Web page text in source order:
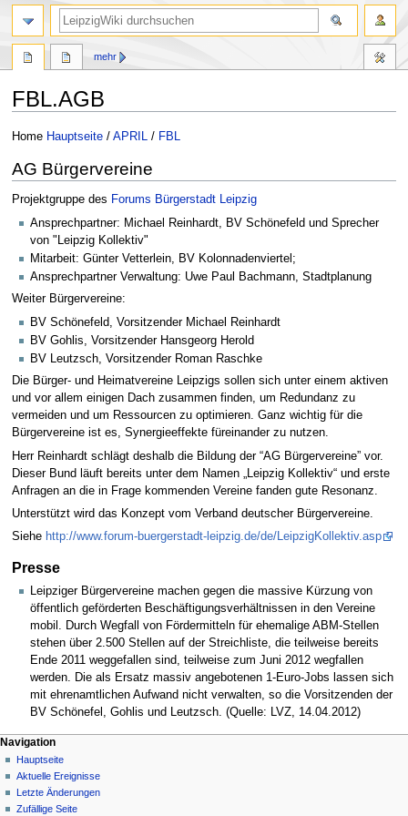
FBL.AGB
Zur
springen
Zur
springen
Home Hauptseite/ APRIL / FBL
AG Bürgervereine
Projektgruppe des Forums Bürgerstadt Leipzig
Ansprechpartner: Michael Reinhardt, BV Schönefeld und Sprecher
von "Leipzig Kollektiv"
Mitarbeit: Günter Vetterlein, BV Kolonnadenviertel;
Ansprechpartner Verwaltung: Uwe Paul Bachmann, Stadtplanung
Weiter Bürgervereine:
BV Schönefeld, Vorsitzender Michael Reinhardt
BV Gohlis, Vorsitzender Hansgeorg Herold
BV Leutzsch, Vorsitzender Roman Raschke
Die Bürger- und Heimatvereine Leipzigs sollen sich unter einem aktiven
und vor allem einigen Dach zusammen finden, um Redundanz zu
vermeiden und um Ressourcen zu optimieren. Ganz wichtig für die
Bürgervereine ist es, Synergieeffekte füreinander zu nutzen.
Herr Reinhardt schlägt deshalb die Bildung der “AG Bürgervereine” vor.
Dieser Bund läuft bereits unter dem Namen „Leipzig Kollektiv“ und erste
Anfragen an die in Frage kommenden Vereine fanden gute Resonanz.
Unterstützt wird das Konzept vom Verband deutscher Bürgervereine.
Siehe http://www.forum-buergerstadt-leipzig.de/de/LeipzigKollektiv.asp
Presse
Leipziger Bürgervereine machen gegen die massive Kürzung von
öffentlich geförderten Beschäftigungsverhältnissen in den Vereine
mobil. Durch Wegfall von Fördermitteln für ehemalige ABM-Stellen
stehen über 2.500 Stellen auf der Streichliste, die teilweise bereits
Ende 2011 weggefallen sind, teilweise zum Juni 2012 wegfallen
werden. Die als Ersatz massiv angebotenen 1-Euro-Jobs lassen sich
mit ehrenamtlichen Aufwand nicht verwalten, so die Vorsitzenden der
BV Schönefel, Gohlis und Leutzsch. (Quelle: LVZ, 14.04.2012)
mehr
Navigation
Hauptseite
Aktuelle Ereignisse
Letzte Änderungen
Zufällige Seite